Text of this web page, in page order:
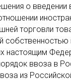
о введении
торговли
собственностью
настоящим
ввоза в
из